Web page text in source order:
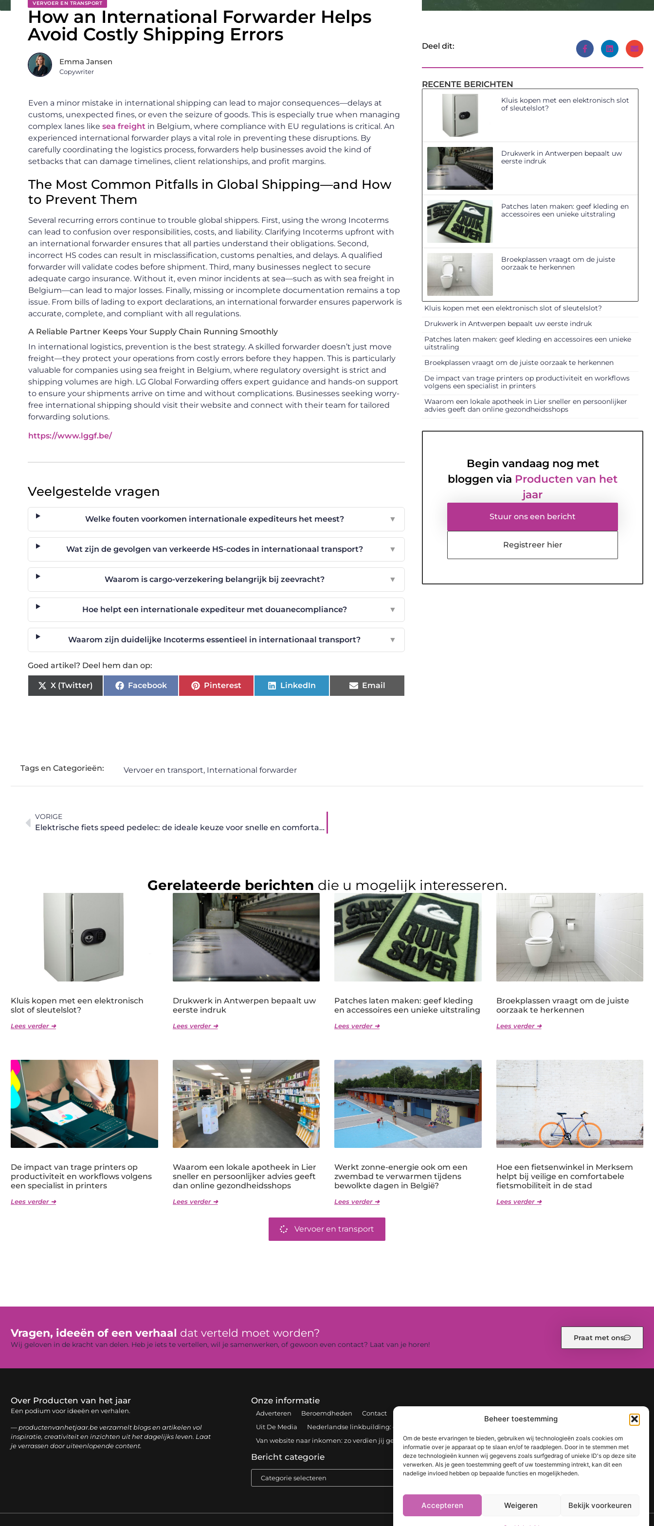
Beheer toestemming
Om de beste ervaringen te bieden, gebruiken wij technologieën zoals cookies om
informatie over je apparaat op te slaan en/of te raadplegen. Door in te stemmen met
deze technologieën kunnen wij gegevens zoals surfgedrag of unieke ID's op deze site
verwerken. Als je geen toestemming geeft of uw toestemming intrekt, kan dit een
nadelige invloed hebben op bepaalde functies en mogelijkheden.
Accepteren Weigeren Bekijk voorkeuren
TOP
VERVOER EN TRANSPORT
How an International Forwarder Helps
Avoid Costly Shipping Errors
Emma Jansen
Copywriter
Even a minor mistake in international shipping can lead to major consequences—delays at
customs, unexpected fines, or even the seizure of goods. This is especially true when managing
complex lanes like sea freight in Belgium, where compliance with EU regulations is critical. An
experienced international forwarder plays a vital role in preventing these disruptions. By
carefully coordinating the logistics process, forwarders help businesses avoid the kind of
setbacks that can damage timelines, client relationships, and profit margins.
The Most Common Pitfalls in Global Shipping—and How
to Prevent Them
Several recurring errors continue to trouble global shippers. First, using the wrong Incoterms
can lead to confusion over responsibilities, costs, and liability. Clarifying Incoterms upfront with
an international forwarder ensures that all parties understand their obligations. Second,
incorrect HS codes can result in misclassification, customs penalties, and delays. A qualified
forwarder will validate codes before shipment. Third, many businesses neglect to secure
adequate cargo insurance. Without it, even minor incidents at sea—such as with sea freight in
Belgium—can lead to major losses. Finally, missing or incomplete documentation remains a top
issue. From bills of lading to export declarations, an international forwarder ensures paperwork is
accurate, complete, and compliant with all regulations.
A Reliable Partner Keeps Your Supply Chain Running Smoothly
In international logistics, prevention is the best strategy. A skilled forwarder doesn’t just move
freight—they protect your operations from costly errors before they happen. This is particularly
valuable for companies using sea freight in Belgium, where regulatory oversight is strict and
shipping volumes are high. LG Global Forwarding offers expert guidance and hands-on support
to ensure your shipments arrive on time and without complications. Businesses seeking worry-
free international shipping should visit their website and connect with their team for tailored
forwarding solutions.
https://www.lggf.be/
Veelgestelde vragen
Welke fouten voorkomen internationale expediteurs het meest? ▼
Wat zijn de gevolgen van verkeerde HS-codes in internationaal transport? ▼
Waarom is cargo-verzekering belangrijk bij zeevracht? ▼
Hoe helpt een internationale expediteur met douanecompliance? ▼
Waarom zijn duidelijke Incoterms essentieel in internationaal transport? ▼
Goed artikel? Deel hem dan op:
X (Twitter) Facebook Pinterest LinkedIn Email
Deel dit:
RECENTE BERICHTEN
Kluis kopen met een elektronisch slot
of sleutelslot?
Drukwerk in Antwerpen bepaalt uw
eerste indruk
Patches laten maken: geef kleding en
accessoires een unieke uitstraling
Broekplassen vraagt om de juiste
oorzaak te herkennen
Kluis kopen met een elektronisch slot of sleutelslot?
Drukwerk in Antwerpen bepaalt uw eerste indruk
Patches laten maken: geef kleding en accessoires een unieke
uitstraling
Broekplassen vraagt om de juiste oorzaak te herkennen
De impact van trage printers op productiviteit en workflows
volgens een specialist in printers
Waarom een lokale apotheek in Lier sneller en persoonlijker
advies geeft dan online gezondheidsshops
Begin vandaag nog met
bloggen via Producten van het
jaar
Stuur ons een bericht
Registreer hier
Tags en Categorieën: Vervoer en transport, International forwarder
VORIGE
Elektrische fiets speed pedelec: de ideale keuze voor snelle en comfortabele ritten
Gerelateerde berichten die u mogelijk interesseren.
Kluis kopen met een elektronisch
slot of sleutelslot?
Lees verder ➜
Drukwerk in Antwerpen bepaalt uw
eerste indruk
Lees verder ➜
Patches laten maken: geef kleding
en accessoires een unieke uitstraling
Lees verder ➜
Broekplassen vraagt om de juiste
oorzaak te herkennen
Lees verder ➜
De impact van trage printers op
productiviteit en workflows volgens
een specialist in printers
Lees verder ➜
Waarom een lokale apotheek in Lier
sneller en persoonlijker advies geeft
dan online gezondheidsshops
Lees verder ➜
Werkt zonne-energie ook om een
zwembad te verwarmen tijdens
bewolkte dagen in België?
Lees verder ➜
Hoe een fietsenwinkel in Merksem
helpt bij veilige en comfortabele
fietsmobiliteit in de stad
Lees verder ➜
Vervoer en transport
Vragen, ideeën of een verhaal dat verteld moet worden?
Wij geloven in de kracht van delen. Heb je iets te vertellen, wil je samenwerken, of gewoon even contact? Laat van je horen!
Praat met ons
Over Producten van het jaar
Een podium voor ideeën en verhalen.
— productenvanhetjaar.be verzamelt blogs en artikelen vol
inspiratie, creativiteit en inzichten uit het dagelijks leven. Laat
je verrassen door uiteenlopende content.
Onze informatie
Adverteren Beroemdheden Contact
Uit De Media
Nederlandse linkbuilding: de sleutel tot een sterke online positie
Van website naar inkomen: zo verdien jij geld online
Bericht categorie